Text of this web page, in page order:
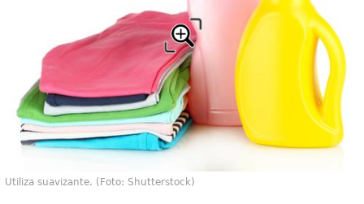
Utiliza suavizante. (Foto: Shutterstock)